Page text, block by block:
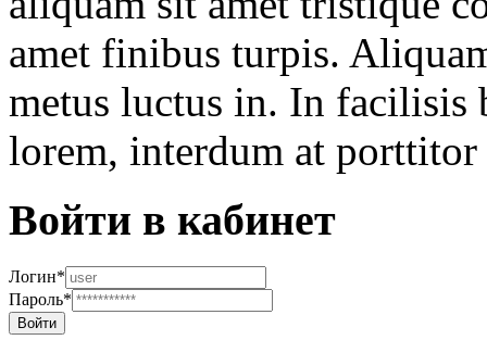
amet finibus turpis.
metus luctus in. In facilisis
lorem, interdum at
Войти в кабинет
Логин*
Пароль*
Войти